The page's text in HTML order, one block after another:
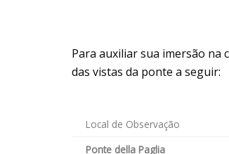
Para auxiliar sua imersão na
das vistas da ponte a seguir:
Local de Observação
Ponte della Paglia